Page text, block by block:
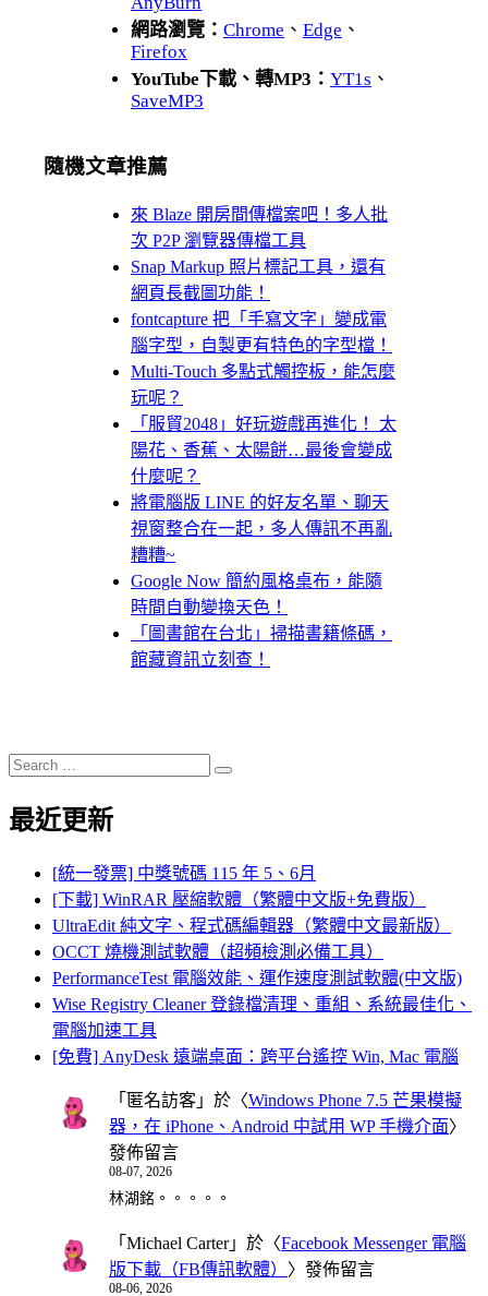
網路瀏覽： Chrome 、 Edge 、
Firefox
YouTube下載、轉MP3： YT1s 、
SaveMP3
隨機文章推薦
來 Blaze 開房間傳檔案吧！多人批
次 P2P 瀏覽器傳檔工具
Snap Markup 照片標記工具，還有
網頁長截圖功能！
fontcapture 把「手寫文字」變成電
腦字型，自製更有特色的字型檔！
Multi-Touch 多點式觸控板，能怎麼
玩呢？
「服貿2048」好玩遊戲再進化！ 太
陽花、香蕉、太陽餅…最後會變成
什麼呢？
將電腦版 LINE 的好友名單、聊天
視窗整合在一起，多人傳訊不再亂
糟糟~
Google Now 簡約風格桌布，能隨
時間自動變換天色！
「圖書館在台北」掃描書籍條碼，
館藏資訊立刻查！
Search
for:
Search
最近更新
[統一發票] 中獎號碼 115 年 5、6月
[下載] WinRAR 壓縮軟體（繁體中文版+免費版）
UltraEdit 純文字、程式碼編輯器（繁體中文最新版）
OCCT 燒機測試軟體（超頻檢測必備工具）
PerformanceTest 電腦效能、運作速度測試軟體(中文版)
Wise Registry Cleaner 登錄檔清理、重組、系統最佳化、
電腦加速工具
[免費] AnyDesk 遠端桌面：跨平台遙控 Win, Mac 電腦
「 匿名訪客 」於〈Windows Phone 7.5 芒果模擬
器，在 iPhone、Android 中試用 WP 手機介面〉
發佈留言
08-07, 2026
林湖銘。。。。。
「 Michael Carter」於〈Facebook Messenger 電腦
版下載（FB傳訊軟體） 〉發佈留言
08-06, 2026